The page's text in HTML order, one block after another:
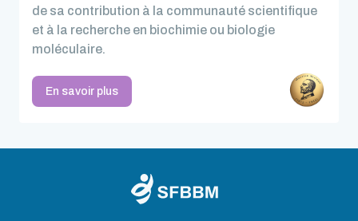
de sa contribution à la communauté scientifique
et à la recherche en biochimie ou biologie
moléculaire.
En savoir plus